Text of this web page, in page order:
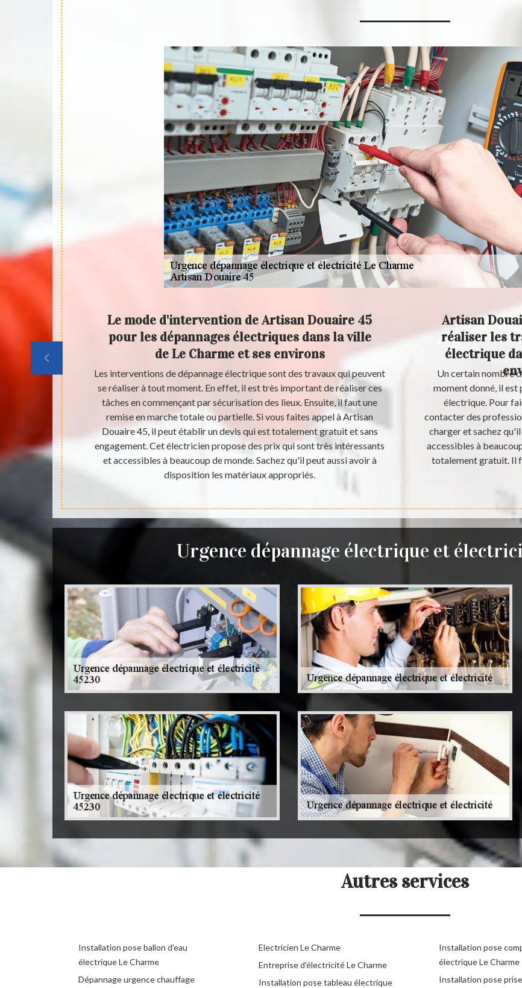
À un certain
à beaucoup
téléphoner
Le mode d'intervention de Artisan Douaire 45
pour les dépannages électriques dans la ville
de Le Charme et ses environs
Les interventions de dépannage électrique sont des travaux qui peuvent
se réaliser à tout moment. En effet, il est très important de réaliser ces
tâches en commençant par sécurisation des lieux. Ensuite, il faut une
remise en marche totale ou partielle. Si vous faites appel à Artisan
Douaire 45, il peut établir un devis qui est totalement gratuit et sans
engagement. Cet électricien propose des prix qui sont très intéressants
et accessibles à beaucoup de monde. Sachez qu'il peut aussi avoir à
disposition les matériaux appropriés.
Artisan
réaliser les
électrique
Un certain nombre
moment donné, il est
électrique. Pour
contacter des
charger et sachez
accessibles à
totalement gratuit. Il
Urgence dépannage électrique et
Autres services
Installation pose ballon d'eau
électrique Le Charme
Dépannage urgence chauffage
Electricien Le Charme
Entreprise d'électricité Le Charme
Installation pose tableau électrique
Installation pose
électrique Le Charme
Installation pose